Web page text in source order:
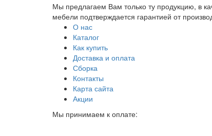
Мы предлагаем Вам только ту продукцию, в
мебели подтверждается гарантией от
О нас
Каталог
Как купить
Доставка и оплата
Сборка
Контакты
Карта сайта
Акции
Мы принимаем к оплате: